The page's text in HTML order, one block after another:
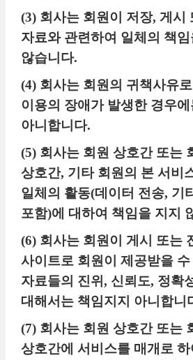
(3) 회사는 회원이 저장, 게시
자료와 관련하여 일체의 책임
않습니다.
(4) 회사는 회원의 귀책사유
이용의 장애가 발생한 경우에
아니합니다.
(5) 회사는 회원 상호간 또는
상호간, 기타 회원의 본 서비
일체의 활동(데이터 전송, 기
포함)에 대하여 책임을 지지
(6) 회사는 회원이 게시 또는
사이트로 회원이 제공받을
자료들의 진위, 신뢰도, 정확
대해서는 책임지지 아니합니
(7) 회사는 회원 상호간 또는
상호간에 서비스를 매개로